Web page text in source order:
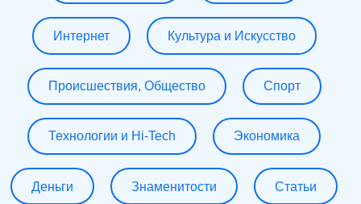
Интернет Культура и Искусство
Происшествия, Общество Спорт
Технологии и Hi-Tech Экономика
Деньги Знаменитости Статьи